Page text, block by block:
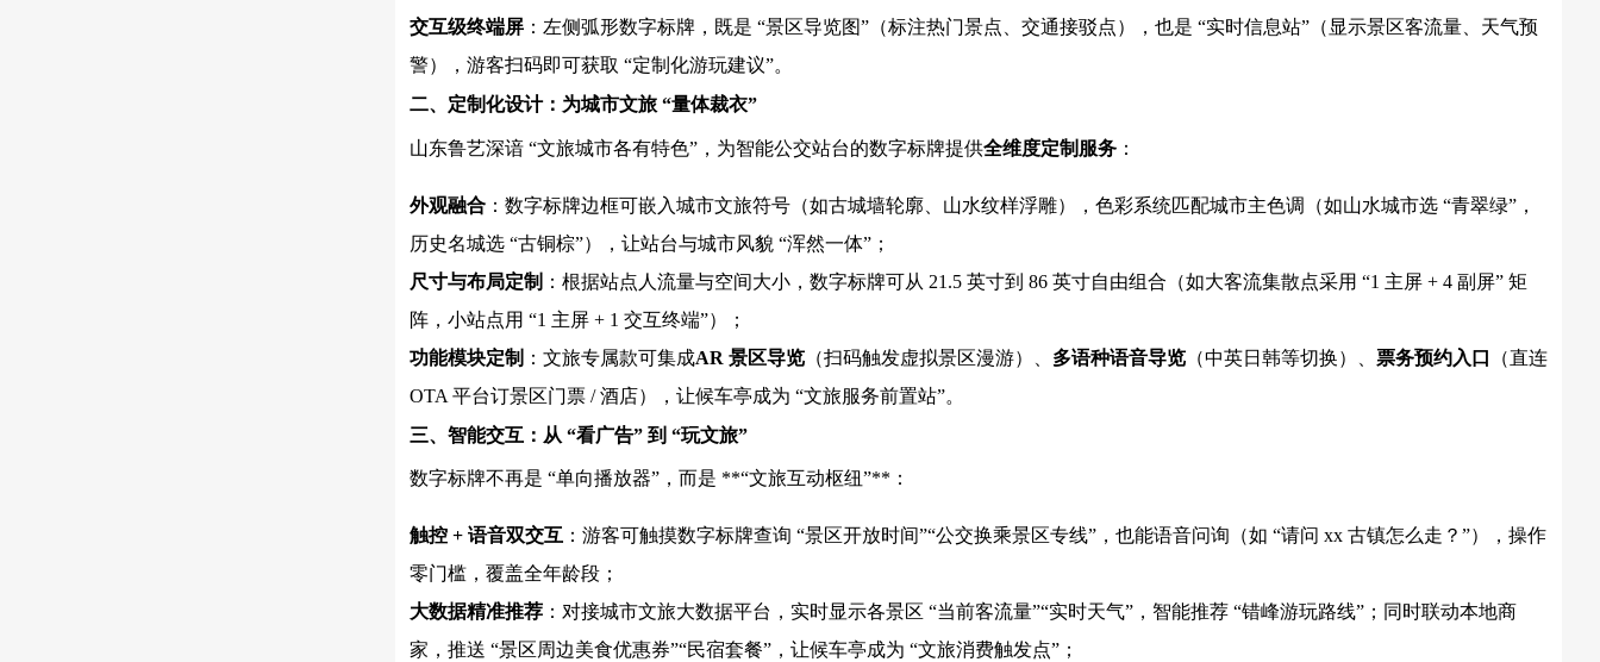
交互级终端屏 ：左侧弧形数字标牌，既是 “景区导览图”（标注热门景点、交通接驳点），也是 “实时信息站”（显示景区客流量、天气预
警），游客扫码即可获取 “定制化游玩建议”。
二、定制化设计：为城市文旅 “量体裁衣”
山东鲁艺深谙 “文旅城市各有特色”，为智能公交站台的数字标牌提供全维度定制服务 ：
外观融合 ：数字标牌边框可嵌入城市文旅符号（如古城墙轮廓、山水纹样浮雕），色彩系统匹配城市主色调（如山水城市选 “青翠绿”，
历史名城选 “古铜棕”），让站台与城市风貌 “浑然一体”；
尺寸与布局定制 ：根据站点人流量与空间大小，数字标牌可从 21.5 英寸到 86 英寸自由组合（如大客流集散点采用 “1 主屏 + 4 副屏” 矩
阵，小站点用 “1 主屏 + 1 交互终端”）；
功能模块定制 ：文旅专属款可集成AR 景区导览 （扫码触发虚拟景区漫游）、 多语种语音导览 （中英日韩等切换）、 票务预约入口
（直连
OTA 平台订景区门票 / 酒店），让候车亭成为 “文旅服务前置站”。
三、智能交互：从 “看广告” 到 “玩文旅”
数字标牌不再是 “单向播放器”，而是 **“文旅互动枢纽”**：
触控 + 语音双交互 ：游客可触摸数字标牌查询 “景区开放时间”“公交换乘景区专线”，也能语音问询（如 “请问 xx 古镇怎么走？”），操作
零门槛，覆盖全年龄段；
大数据精准推荐 ：对接城市文旅大数据平台，实时显示各景区 “当前客流量”“实时天气”，智能推荐 “错峰游玩路线”；同时联动本地商
家，推送 “景区周边美食优惠券”“民宿套餐”，让候车亭成为 “文旅消费触发点”；